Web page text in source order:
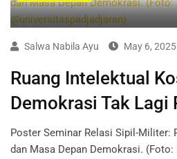
Salwa Nabila Ayu May 6, 2025
Ruang Intelektual
Demokrasi Tak Lagi
Poster Seminar Relasi Sipil-Militer:
dan Masa Depan Demokrasi. (Foto: